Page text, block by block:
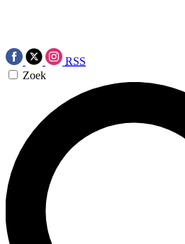
RSS
Zoek